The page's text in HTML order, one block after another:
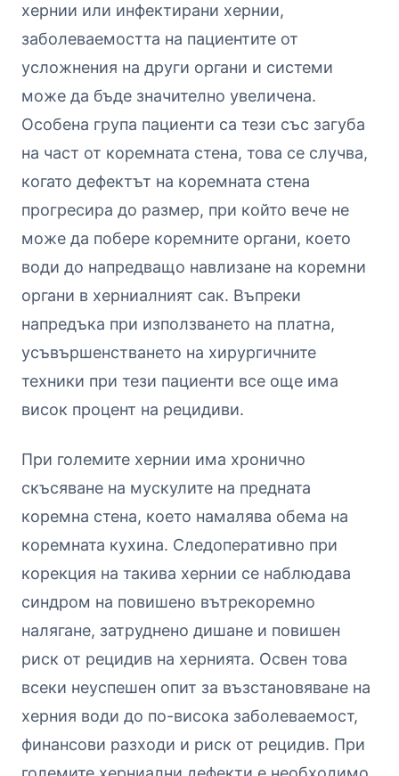
хернии или инфектирани хернии,
заболеваемостта на пациентите от
усложнения на други органи и системи
може да бъде значително увеличена.
Особена група пациенти са тези със загуба
на част от коремната стена, това се случва,
когато дефектът на коремната стена
прогресира до размер, при който вече не
може да побере коремните органи, което
води до напредващо навлизане на коремни
органи в херниалният сак. Въпреки
напредъка при използването на платна,
усъвършенстването на хирургичните
техники при тези пациенти все още има
висок процент на рецидиви.
При големите хернии има хронично
скъсяване на мускулите на предната
коремна стена, което намалява обема на
коремната кухина. Следоперативно при
корекция на такива хернии се наблюдава
синдром на повишено вътрекоремно
налягане, затруднено дишане и повишен
риск от рецидив на хернията. Освен това
всеки неуспешен опит за възстановяване на
херния води до по-висока заболеваемост,
финансови разходи и риск от рецидив. При